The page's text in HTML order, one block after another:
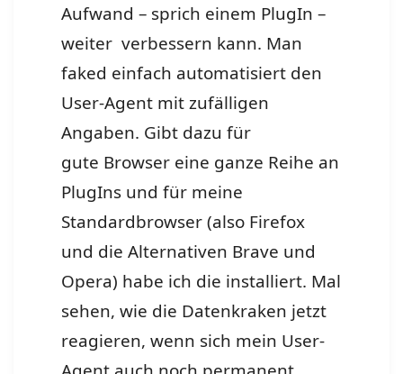
Aufwand – sprich einem PlugIn –
weiter verbessern kann. Man
faked einfach automatisiert den
User-Agent mit zufälligen
Angaben. Gibt dazu für
gute Browser eine ganze Reihe an
PlugIns und für meine
Standardbrowser (also Firefox
und die Alternativen Brave und
Opera) habe ich die installiert. Mal
sehen, wie die Datenkraken jetzt
reagieren, wenn sich mein User-